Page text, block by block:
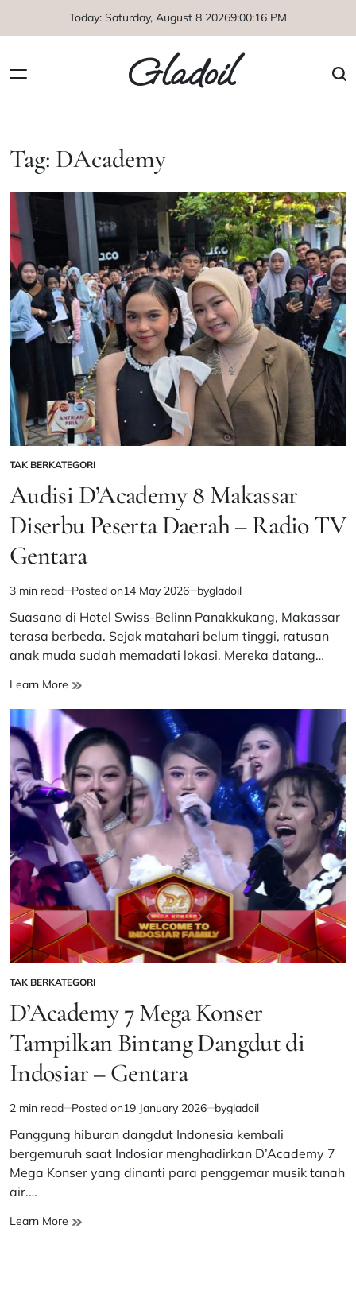
Today: Saturday, August 8 20269:00:16 PM
Gladoil
Tag: DAcademy
POSTED
IN
TAK BERKATEGORI
Audisi D’Academy 8 Makassar
Diserbu Peserta Daerah – Radio TV
Gentara
Estimated
read
time
3 min read Posted on14 May 2026 bygladoil
Suasana di Hotel Swiss-Belinn Panakkukang, Makassar
terasa berbeda. Sejak matahari belum tinggi, ratusan
anak muda sudah memadati lokasi. Mereka datang…
Learn More Audisi
8
Makassar
Diserbu
Peserta
Daerah
–
Radio
TV
Gentara
POSTED
IN
TAK BERKATEGORI
D’Academy 7 Mega Konser
Tampilkan Bintang Dangdut di
Indosiar – Gentara
Estimated
read
time
2 min read Posted on19 January 2026 bygladoil
Panggung hiburan dangdut Indonesia kembali
bergemuruh saat Indosiar menghadirkan D’Academy 7
Mega Konser yang dinanti para penggemar musik tanah
air.…
Learn More D’Academy